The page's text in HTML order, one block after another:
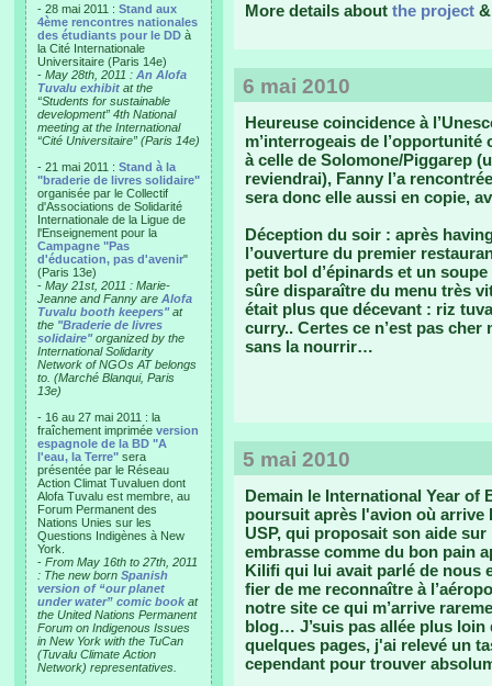
- 28 mai 2011 : Stand aux
4ème rencontres nationales
des étudiants pour le DD à
la Cité Internationale
Universitaire (Paris 14e)
- May 28th, 2011 : An Alofa
Tuvalu exhibit at the
“Students for sustainable
development” 4th National
meeting at the International
“Cité Universitaire” (Paris 14e)
- 21 mai 2011 : Stand à la
"braderie de livres solidaire"
organisée par le Collectif
d'Associations de Solidarité
Internationale de la Ligue de
l'Enseignement pour la
Campagne "Pas
d'éducation, pas d'avenir"
(Paris 13e)
- May 21st, 2011 : Marie-
Jeanne and Fanny are Alofa
Tuvalu booth keepers"at
the "Braderie de livres
solidaire"organized by the
International Solidarity
Network of NGOs AT belongs
to. (Marché Blanqui, Paris
13e)
- 16 au 27 mai 2011 : la
fraîchement imprimée version
espagnole de la BD "A
l'eau, la Terre" sera
présentée par le Réseau
Action Climat Tuvaluen dont
Alofa Tuvalu est membre, au
Forum Permanent des
Nations Unies sur les
Questions Indigènes à New
York.
- From May 16th to 27th, 2011
: The new born Spanish
version of “our planet
under water” comic book at
the United Nations Permanent
Forum on Indigenous Issues
in New York with the TuCan
(Tuvalu Climate Action
Network) representatives.
More details about the project
6 mai 2010
Heureuse coincidence à
m’interrogeais de
à celle de Solomone/Piggarep
reviendrai), Fanny l’a
sera donc elle aussi en copie,
Déception du soir : après
l’ouverture du premier
petit bol d’épinards et un
sûre disparaître du menu très
était plus que décevant : riz
curry.. Certes ce n’est pas
sans la nourrir…
5 mai 2010
Demain le International Year of
poursuit après l'avion où arrive
USP, qui proposait son aide
embrasse comme du bon pain
Kilifi qui lui avait parlé de nous
fier de me reconnaître à
notre site ce qui m’arrive
blog… J’suis pas allée plus
quelques pages, j'ai relevé un
cependant pour trouver